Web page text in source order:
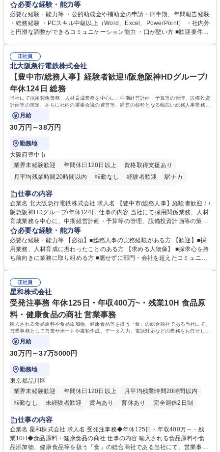
当者として業務を覚えていただき、ゆくゆくはリーダーやマネージャーポ
ジションとして活躍いただくことを期待しています。 【総務・人事グルー
プの業務内容】 ・人事制度関連 ・採用活動 ・教育研修の企画、実行 ・勤
怠管理 ・官公庁への各種提出 ・法定の会議運営（評議員会、理事会） ・
管理 ・福利厚生関連 ・職員からの問合せ、相談対応 ・その他日常の総務
業務全般 募集職種 【東京／文京区】公益財団法人の総務人事業務／年間
休日125日
必要な経験・能力等
必要な経験・能力等 ・公的助成金や補助金の申請・四半期、年間報告経験
・総務経験 ・PCスキル中級以上（Word、Excel、PowerPoint） ・社内外
と円滑な調整ができるコミュニケーション能力 ・口が堅い方 ■歓迎要件
正社員
北大阪急行電鉄株式会社
【豊中市/総務人事】経験者歓迎!/阪急阪神HDグループ/
年休124日 総務
当社にて採用関係業務、人材育成業務を中心に、中期経営計画・予算等の管理、設備投資
計画等の策定、さらに社内の重要会議の運営等、経営の根幹となる幅広い総務人事業務全
般を担当していただきます。
月給
30万円～38万円
勤務地
大阪府豊中市
業界未経験歓迎
年間休日120日以上
資格取得支援あり
月平均残業時間20時間以内
転勤なし 経験者歓迎
駅ナカ
退職金あり
土日祝休み
服装自由 昼食補助あり 食事補助あり
仕事の内容
企業名 北大阪急行電鉄株式会社 求人名 【豊中市/総務人事】経験者歓迎！/
阪急阪神HDグループ/年休124日 仕事の内容 当社にて採用関係業務、人材
育成業務を中心に、中期経営計画・予算等の管理、設備投資計画等の策
定、さらに社内の重要会議の運営等、経営の根幹となる幅広い総務人事業
務全般を担当していただきます。 【主な業務内容】 ■採用関係業務および
人材育成(社員研修)業務の推進 ■中期経営計画および予算等の管理 ■設備
投資計画等の策定 ■社内の重要会議の運営 ■その他総務人事業務全般 【入
務人事】経験者歓迎！/阪急阪神HDグループ/年休124日
必要な経験・能力等
必要な経験・能力等 【必須】■総務人事の実務経験がある方 【歓迎】■採
用業務、人材育成に携わったことのある方 【求める人物像】 ■探求心を持
ち前向きに業務に取り組める方 ■臆せずに部門・会社を超えたコミュニケ
囲のメンバーと協調しつつ主体性を持って能動的に業務を推進できる方 学
歴・資格 学歴：大学院 大学 高専 短大 専修学校 高校 語学力： 資格：
正社員
星和株式会社
受発注事務 年休125日・年収400万~・残業10H 食品原
料・健康食品の商社 営業事務
輸入される食品原料や食品添加物、健康食品等を扱う「食」の総合商社である当社にて、
営業事務として営業サポートや書類作成、データ入力、電話対応などの業務をお任せしま
す。
月給
30万円～37万5000円
勤務地
東京都品川区
業界未経験歓迎
年間休日120日以上
月平均残業時間20時間以内
転勤なし
未経験者歓迎 賞与あり 育休あり
完全週休2日制
交通費支給
仕事の内容
企業名 星和株式会社 求人名 受発注事務◆年休125日・年収400万～・残
業10H◆食品原料・健康食品の商社 仕事の内容 輸入される食品原料や食
品添加物、健康食品等を扱う「食」の総合商社である当社にて、営業事務